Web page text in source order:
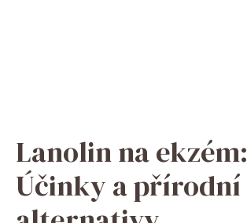
Lanolin na ekzém:
Účinky a přírodní